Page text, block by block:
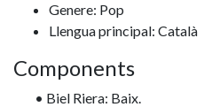
Genere: Pop
Llengua principal: Català
Components
• Biel Riera: Baix.